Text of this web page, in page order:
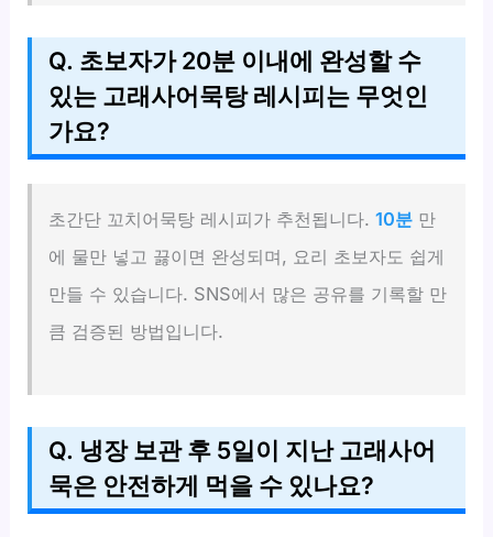
Q. 초보자가 20분 이내에 완성할 수
있는 고래사어묵탕 레시피는 무엇인
가요?
초간단 꼬치어묵탕 레시피가 추천됩니다.10분 만
에 물만 넣고 끓이면 완성되며, 요리 초보자도 쉽게
만들 수 있습니다. SNS에서 많은 공유를 기록할 만
큼 검증된 방법입니다.
Q. 냉장 보관 후 5일이 지난 고래사어
묵은 안전하게 먹을 수 있나요?